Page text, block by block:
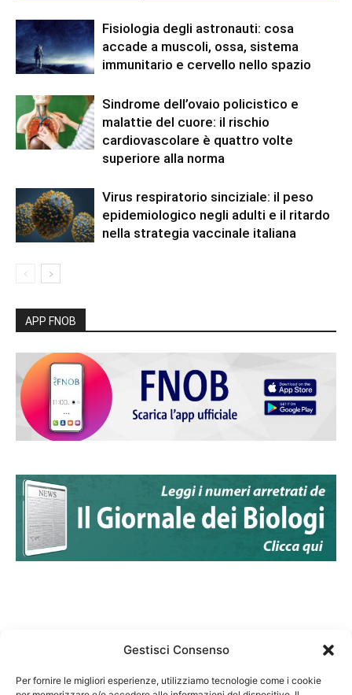
Gestisci Consenso
Per fornire le migliori esperienze, utilizziamo tecnologie come i cookie
Fisiologia degli astronauti: cosa
accade a muscoli, ossa, sistema
immunitario e cervello nello spazio
Sindrome dell’ovaio policistico e
malattie del cuore: il rischio
cardiovascolare è quattro volte
superiore alla norma
Virus respiratorio sinciziale: il peso
epidemiologico negli adulti e il ritardo
nella strategia vaccinale italiana
APP FNOB